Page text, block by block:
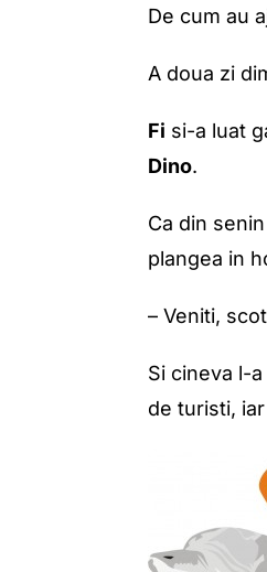
De cum au
A doua zi
Fi si-a luat
Dino.
Ca din
plangea in
– Veniti,
Si cineva l-
de turisti,